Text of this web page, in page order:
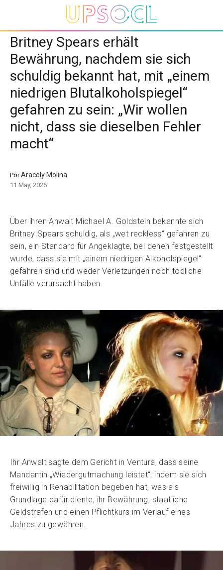
Britney Spears erhält
Bewährung, nachdem sie sich
schuldig bekannt hat, mit „einem
niedrigen Blutalkoholspiegel“
gefahren zu sein: „Wir wollen
nicht, dass sie dieselben Fehler
macht“
PorAracely Molina
11 May, 2026
Über ihren Anwalt Michael A. Goldstein bekannte sich
Britney Spears schuldig, als „wet reckless“ gefahren zu
sein, ein Standard für Angeklagte, bei denen festgestellt
wurde, dass sie mit „einem niedrigen Alkoholspiegel“
gefahren sind und weder Verletzungen noch tödliche
Unfälle verursacht haben.
Ihr Anwalt sagte dem Gericht in Ventura, dass seine
Mandantin „Wiedergutmachung leistet“, indem sie sich
freiwillig in Rehabilitation begeben hat, was als
Grundlage dafür diente, ihr Bewährung, staatliche
Geldstrafen und einen Pflichtkurs im Verlauf eines
Jahres zu gewähren.